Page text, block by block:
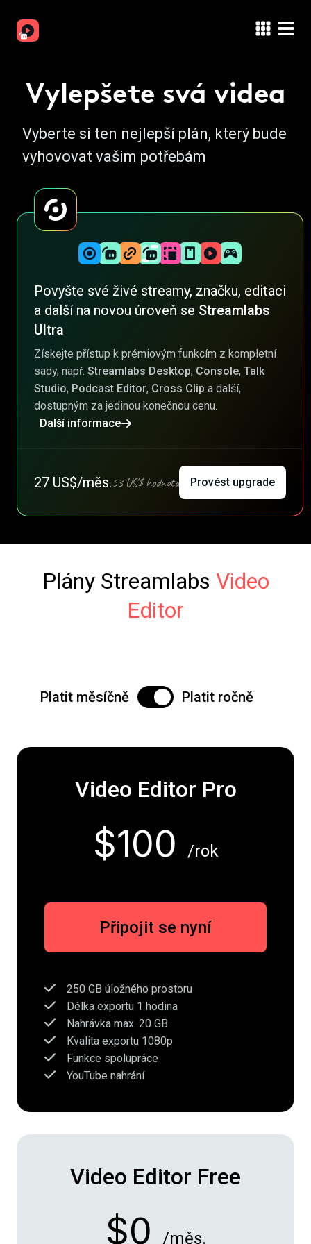
Vylepšete svá videa
Vyberte si ten nejlepší plán, který bude
vyhovovat vašim potřebám
Povyšte své živé streamy, značku, editaci
a další na novou úroveň se Streamlabs
Ultra
Získejte přístup k prémiovým funkcím z kompletní
sady, např. Streamlabs Desktop, Console, Talk
Studio, Podcast Editor, Cross Clip a další,
dostupným za jedinou konečnou cenu.
Další informace
27 US$/měs.53 US$ hodnota Provést upgrade
Plány Streamlabs Video
Editor
Platit měsíčně Platit ročně
Video Editor Free
$0 /měs.
Video Editor Pro
$100 /rok
Připojit se nyní
250 GB úložného prostoru
Délka exportu 1 hodina
Nahrávka max. 20 GB
Kvalita exportu 1080p
Funkce spolupráce
YouTube nahrání